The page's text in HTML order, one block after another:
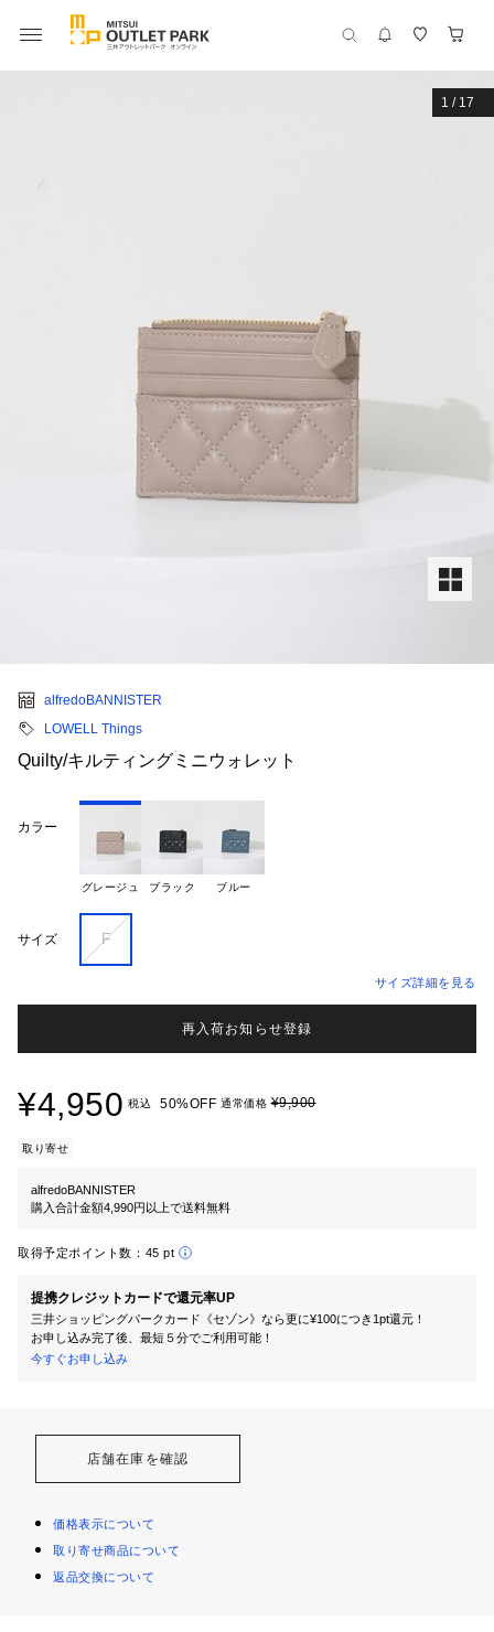
1 / 17
alfredoBANNISTER
LOWELL Things
Quilty/キルティングミニウォレット
カラー
グレージュ ブラック ブルー
サイズ F
サイズ詳細を見る
再入荷お知らせ登録
¥4,950 税込 50%OFF 通常価格¥9,900
取り寄せ
alfredoBANNISTER
購入合計金額4,990円以上で送料無料
取得予定ポイント数： 45 pt
提携クレジットカードで還元率UP
三井ショッピングパークカード《セゾン》なら更に¥100につき1pt還元！
お申し込み完了後、最短５分でご利用可能！
今すぐお申し込み
店舗在庫を確認
価格表示について
取り寄せ商品について
返品交換について